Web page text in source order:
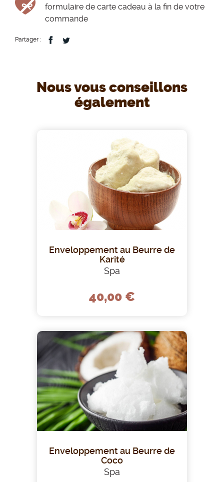
formulaire de carte cadeau à la fin de votre
commande
Partager :
Nous vous conseillons
également
Enveloppement au Beurre de
Karité
Spa
40,00 €
Enveloppement au Beurre de
Coco
Spa